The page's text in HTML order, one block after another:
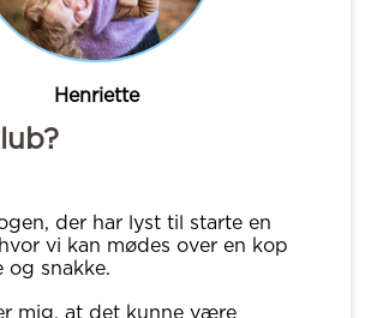
Henriette
der har lyst til starte en
vi kan mødes over en kop
og snakke.
mig, at det kunne være